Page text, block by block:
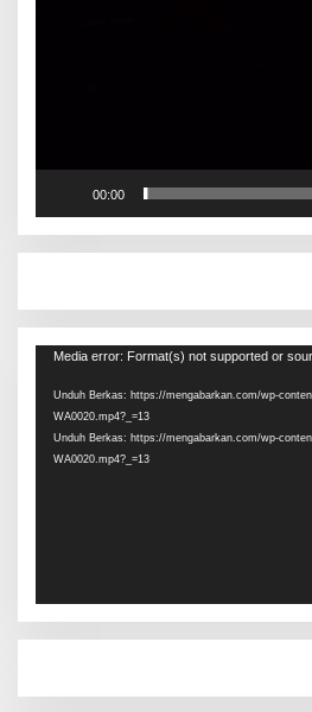
00:00
Pemutar
Media error: Format(s) not supported or
Unduh Berkas: https://mengabarkan.com/wp-
WA0020.mp4?_=13
Unduh Berkas: https://mengabarkan.com/wp-
WA0020.mp4?_=13